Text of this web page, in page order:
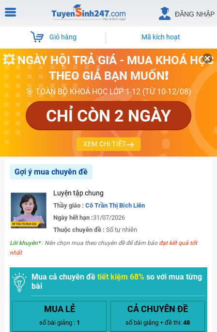
ĐĂNG NHẬP
Giỏ hàng Mã kích hoạt
💥 NGÀY HỘI TRẢ GIÁ - MUA KHOÁ HỌC
THEO GIÁ BẠN MUỐN❗
🎯 TOÀN BỘ KHOÁ HỌC LỚP 1-12 (TỪ 10-12/08)
CHỈ CÒN 2 NGÀY
XEM CHI TIẾT
Gợi ý mua chuyên đề
Luyện tập chung
Thầy giáo : Cô Trần Thị Bích Liên
Ngày hết hạn :31/07/2026
Thuộc chuyên đề : Số tự nhiên
Lời khuyên*: Nên chọn mua theo chuyên đề để đảm bảo đạt kết quả tốt
nhất
Mua cả chuyên đề tiết kiệm 68% so với mua từng
bài
MUA LẺ
số bài giảng : 1
CẢ CHUYÊN ĐỀ
số bài giảng + đề thi: 48